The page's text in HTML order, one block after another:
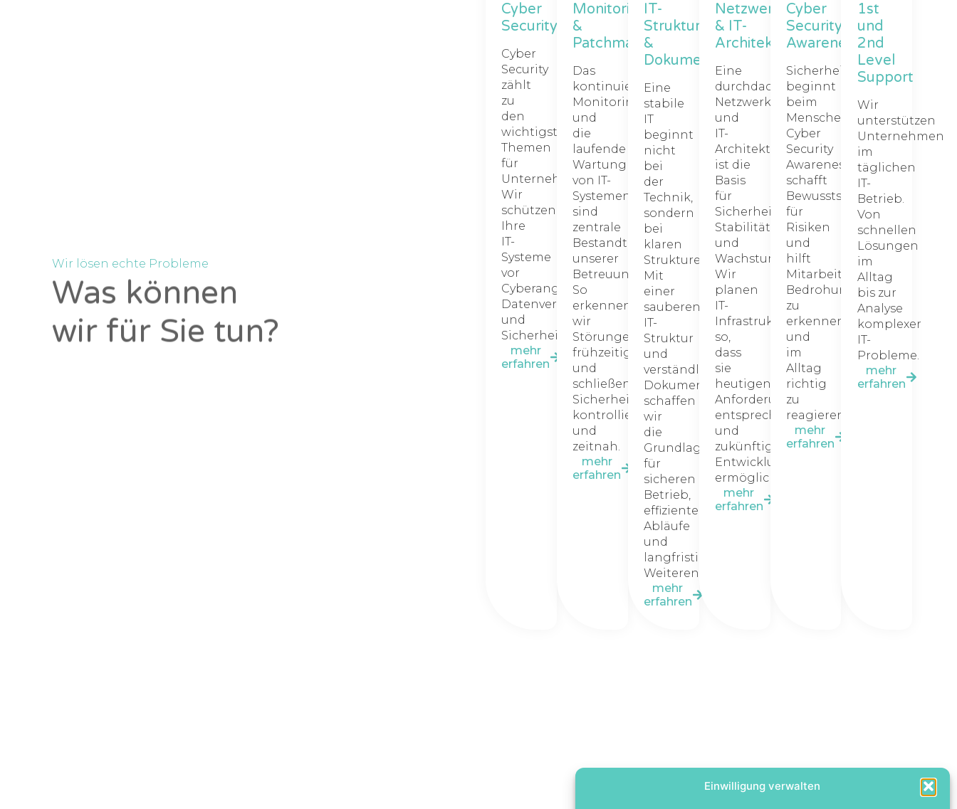
Einwilligung verwalten
Wir lösen echte Probleme
Was können
wir für Sie tun?
Cyber
Security
Cyber
Security
zählt
zu
den
wichtigsten
Themen
für
Unternehmen.
Wir
schützen
Ihre
IT-
Systeme
vor
Cyberangriffen,
Datenverlust
und
Sicherheitsrisiken.
mehr
erfahren
Monitoring
&
Patchmanagement
Das
kontinuierliche
Monitoring
und
die
laufende
Wartung
von IT-
Systemen
sind
zentrale
Bestandteile
unserer
Betreuung.
So
erkennen
wir
Störungen
frühzeitig
und
schließen
Sicherheitslücken
kontrolliert
und
zeitnah.
mehr
erfahren
IT-
Struktur
&
Dokumentation
Eine
stabile
IT
beginnt
nicht
bei
der
Technik,
sondern
bei
klaren
Strukturen.
Mit
einer
sauberen
IT-
Struktur
und
verständlicher
Dokumentation
schaffen
wir
die
Grundlage
für
sicheren
Betrieb,
effiziente
Abläufe
und
langfristige
Weiterentwicklung.
mehr
erfahren
Netzwerk-
& IT-
Architektur
Eine
durchdachte
Netzwerk-
und
IT-
Architektur
ist die
Basis
für
Sicherheit,
Stabilität
und
Wachstum.
Wir
planen
IT-
Infrastrukturen
so,
dass
sie
heutigen
Anforderungen
entsprechen
und
zukünftige
Entwicklungen
ermöglichen.
mehr
erfahren
Cyber
Security
Awareness
Sicherheit
beginnt
beim
Menschen.
Cyber
Security
Awareness
schafft
Bewusstsein
für
Risiken
und
hilft
Mitarbeitern,
Bedrohungen
zu
erkennen
und
im
Alltag
richtig
zu
reagieren.
mehr
erfahren
1st
und
2nd
Level
Support
Wir
unterstützen
Unternehmen
im
täglichen
IT-
Betrieb.
Von
schnellen
Lösungen
im
Alltag
bis zur
Analyse
komplexer
IT-
Probleme.
mehr
erfahren